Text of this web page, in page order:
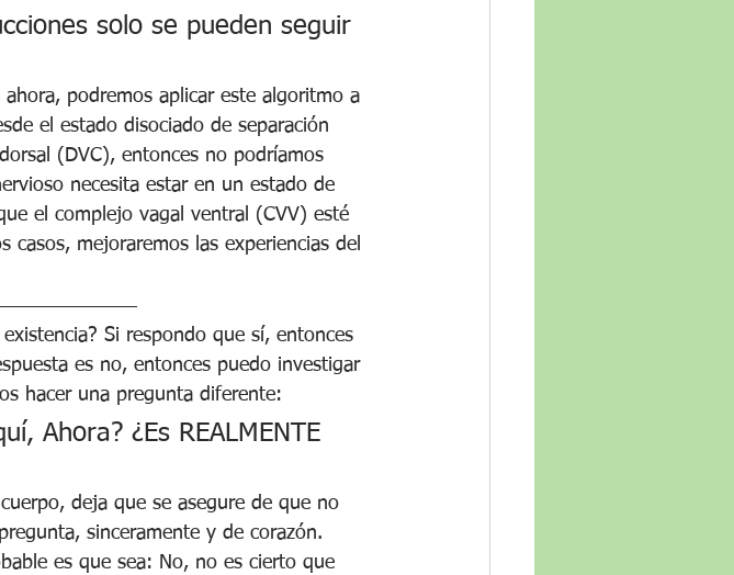
solo se pueden seguir
podremos aplicar este algoritmo a
el estado disociado de separación
(DVC), entonces no podríamos
necesita estar en un estado de
el complejo vagal ventral (CVV) esté
mejoraremos las experiencias del
Si respondo que sí, entonces
es no, entonces puedo investigar
hacer una pregunta diferente:
Ahora? ¿Es REALMENTE
deja que se asegure de que no
sinceramente y de corazón.
es que sea: No, no es cierto que